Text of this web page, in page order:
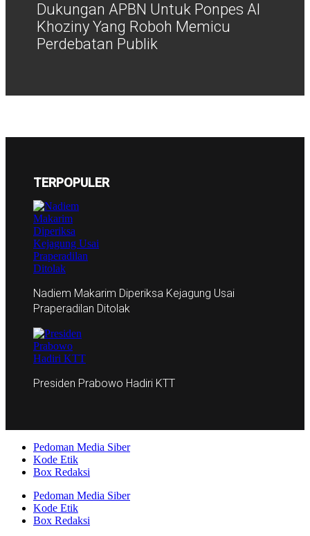
Dukungan APBN Untuk Ponpes Al
Khoziny Yang Roboh Memicu
Perdebatan Publik
TERPOPULER
Nadiem Makarim Diperiksa Kejagung Usai
Praperadilan Ditolak
Presiden Prabowo Hadiri KTT
Pedoman Media Siber
Kode Etik
Box Redaksi
Pedoman Media Siber
Kode Etik
Box Redaksi